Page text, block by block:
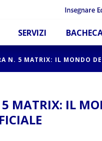
SERVIZI
N. 5 MATRIX: IL MONDO
MATRIX: IL